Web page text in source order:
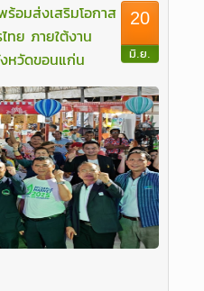
20
มิ.ย.
อมส่งเสริมโอกาส
ทย ภายใต้งาน
หวัดขอนแก่น